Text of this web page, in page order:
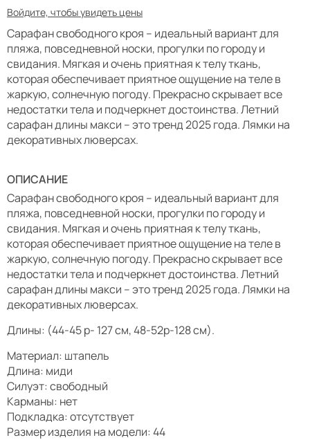
Войдите, чтобы увидеть цены
Сарафан свободного кроя – идеальный вариант для
пляжа, повседневной носки, прогулки по городу и
свидания. Мягкая и очень приятная к телу ткань,
которая обеспечивает приятное ощущение на теле в
жаркую, солнечную погоду. Прекрасно скрывает все
недостатки тела и подчеркнет достоинства. Летний
сарафан длины макси – это тренд 2025 года. Лямки на
декоративных люверсах.
ОПИСАНИЕ
Сарафан свободного кроя – идеальный вариант для
пляжа, повседневной носки, прогулки по городу и
свидания. Мягкая и очень приятная к телу ткань,
которая обеспечивает приятное ощущение на теле в
жаркую, солнечную погоду. Прекрасно скрывает все
недостатки тела и подчеркнет достоинства. Летний
сарафан длины макси – это тренд 2025 года. Лямки на
декоративных люверсах.
Длины: (44-45 р- 127 см, 48-52р-128 см).
Материал: штапель
Длина: миди
Силуэт: свободный
Карманы: нет
Подкладка: отсутствует
Размер изделия на модели: 44